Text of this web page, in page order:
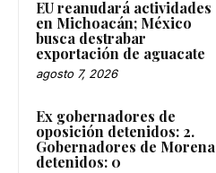
EU reanudará actividades
en Michoacán; México
busca destrabar
exportación de aguacate
agosto 7, 2026
Ex gobernadores de
oposición detenidos: 2.
Gobernadores de Morena
detenidos: 0